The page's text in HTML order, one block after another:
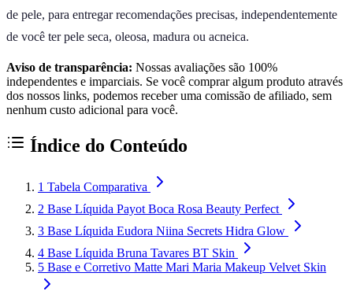
de pele, para entregar recomendações precisas, independentemente
de você ter pele seca, oleosa, madura ou acneica.
Aviso de transparência: Nossas avaliações são 100%
independentes e imparciais. Se você comprar algum produto através
dos nossos links, podemos receber uma comissão de afiliado, sem
nenhum custo adicional para você.
Índice do Conteúdo
1 Tabela Comparativa
2 Base Líquida Payot Boca Rosa Beauty Perfect
3 Base Líquida Eudora Niina Secrets Hidra Glow
4 Base Líquida Bruna Tavares BT Skin
5 Base e Corretivo Matte Mari Maria Makeup Velvet Skin